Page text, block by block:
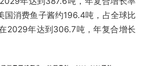
国消费鱼子酱约196.4吨，占全球比
2029年达到306.7吨，年复合增长